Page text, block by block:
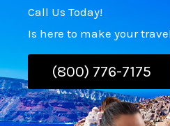
Call Us Today!
Is here to make your
(800) 776-7175